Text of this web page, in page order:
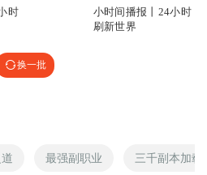
时
小时间播报丨24小时
刷新世界
换一批
最强副职业 三千副本加载